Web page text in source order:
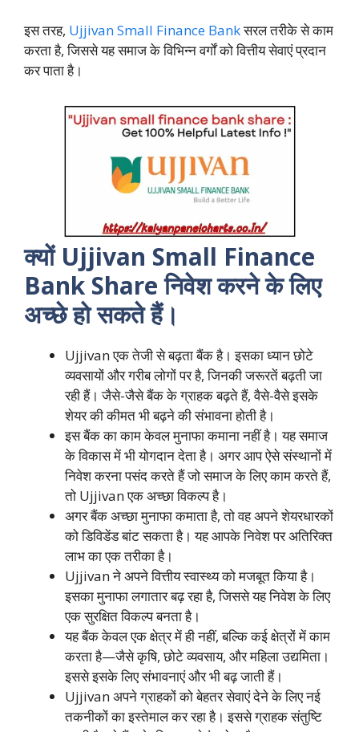
इस तरह, Ujjivan Small Finance Bankसरल तरीके से काम
करता है, जिससे यह समाज के विभिन्न वर्गों को वित्तीय सेवाएं प्रदान
कर पाता है।
क्यों Ujjivan Small Finance
Bank Share निवेश करने के लिए
अच्छे हो सकते हैं।
Ujjivan एक तेजी से बढ़ता बैंक है। इसका ध्यान छोटे
व्यवसायों और गरीब लोगों पर है, जिनकी जरूरतें बढ़ती जा
रही हैं। जैसे-जैसे बैंक के ग्राहक बढ़ते हैं, वैसे-वैसे इसके
शेयर की कीमत भी बढ़ने की संभावना होती है।
इस बैंक का काम केवल मुनाफा कमाना नहीं है। यह समाज
के विकास में भी योगदान देता है। अगर आप ऐसे संस्थानों में
निवेश करना पसंद करते हैं जो समाज के लिए काम करते हैं,
तो Ujjivan एक अच्छा विकल्प है।
अगर बैंक अच्छा मुनाफा कमाता है, तो वह अपने शेयरधारकों
को डिविडेंड बांट सकता है। यह आपके निवेश पर अतिरिक्त
लाभ का एक तरीका है।
Ujjivan ने अपने वित्तीय स्वास्थ्य को मजबूत किया है।
इसका मुनाफा लगातार बढ़ रहा है, जिससे यह निवेश के लिए
एक सुरक्षित विकल्प बनता है।
यह बैंक केवल एक क्षेत्र में ही नहीं, बल्कि कई क्षेत्रों में काम
करता है—जैसे कृषि, छोटे व्यवसाय, और महिला उद्यमिता।
इससे इसके लिए संभावनाएं और भी बढ़ जाती हैं।
Ujjivan अपने ग्राहकों को बेहतर सेवाएं देने के लिए नई
तकनीकों का इस्तेमाल कर रहा है। इससे ग्राहक संतुष्टि